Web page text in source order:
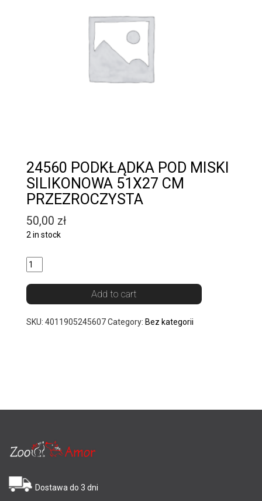
24560 PODKŁĄDKA POD MISKI
SILIKONOWA 51X27 CM
PRZEZROCZYSTA
50,00 zł
2 in stock
Add to cart
SKU: 4011905245607Category: Bez kategorii
Dostawa do 3 dni